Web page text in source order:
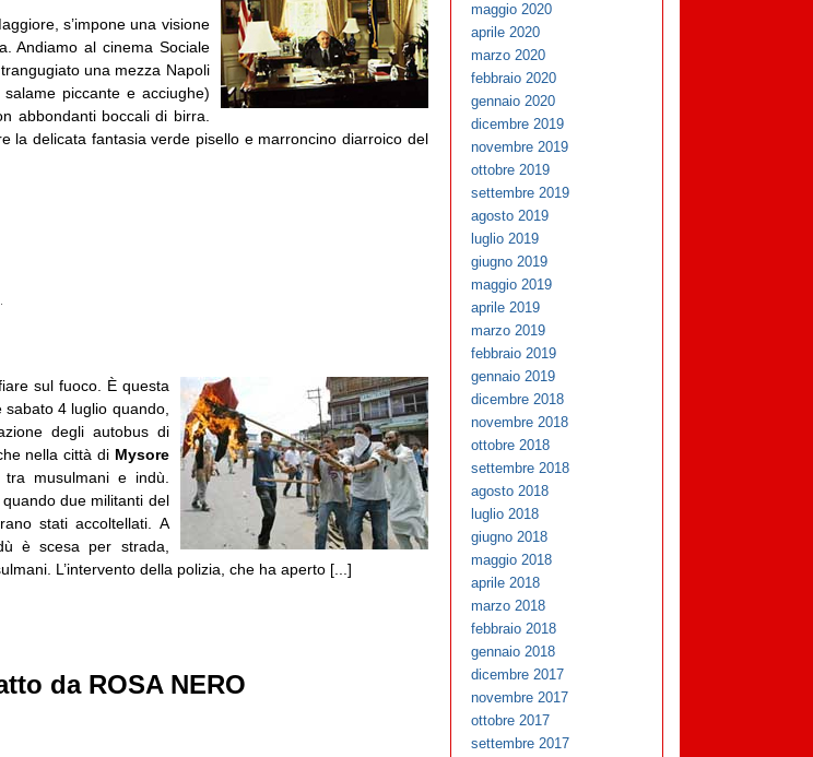
s’impone una visione
Andiamo al cinema Sociale
una mezza Napoli
piccante e acciughe)
abbondanti boccali di birra.
la delicata fantasia verde pisello e marroncino diarroico del
sul fuoco. È questa
4 luglio quando,
degli autobus di
nella città di Mysore
musulmani e indù.
due militanti del
stati accoltellati. A
è scesa per strada,
L’intervento della polizia, che ha aperto [...]
da ROSA NERO
maggio 2020
aprile 2020
marzo 2020
febbraio 2020
gennaio 2020
dicembre 2019
novembre 2019
ottobre 2019
settembre 2019
agosto 2019
luglio 2019
giugno 2019
maggio 2019
aprile 2019
marzo 2019
febbraio 2019
gennaio 2019
dicembre 2018
novembre 2018
ottobre 2018
settembre 2018
agosto 2018
luglio 2018
giugno 2018
maggio 2018
aprile 2018
marzo 2018
febbraio 2018
gennaio 2018
dicembre 2017
novembre 2017
ottobre 2017
settembre 2017